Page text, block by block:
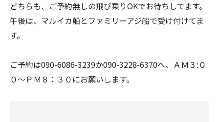
どちらも、ご予約無しの飛び乗りOKでお待ちしてます。
午後は、マルイカ船とファミリーアジ船で受け付けてま
す。
ご予約は090-6086-3239か090-3228-6370へ、ＡＭ３:０
０～ＰＭ８：３０にお願いします。